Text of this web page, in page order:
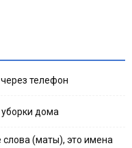
телефон
дома
слова (маты), это имена